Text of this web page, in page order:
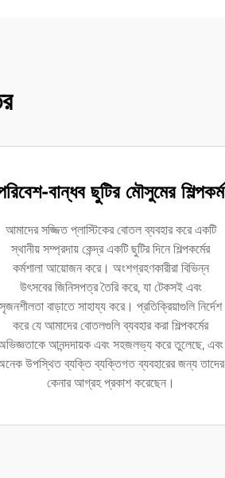
বান্ধব ছুটির মৌসুমের শিল্পকর্ম
আমাদের সজ্জিত প্লাস্টিকের বোতল ব্যবহার করে একটি
স্থানীয় সম্প্রদায় কেন্দ্র একটি ছুটির দিনে শিল্পকর্মের
কর্মশালা আয়োজন করে। অংশগ্রহণকারীরা বিভিন্ন
উৎসবের জিনিসপত্র তৈরি করে, যা টেকসই এবং
সৃজনশীলতা বাড়াতে সাহায্য করে। প্রতিক্রিয়াগুলি নির্দেশ
করে যে আমাদের বোতলগুলি ব্যবহার করা শিল্পকর্মের
আনন্দদায়ক এবং সহজলভ্য করে তুলেছে, এবং
উপস্থিত ব্যক্তি ব্যক্তিগত ব্যবহারের জন্য তাদের
কেনার আগ্রহ প্রকাশ করেছেন।